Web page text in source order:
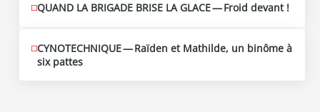
QUAND LA BRIGADE BRISE LA GLACE — Froid devant !
CYNOTECHNIQUE — Raïden et Mathilde, un binôme à
six pattes